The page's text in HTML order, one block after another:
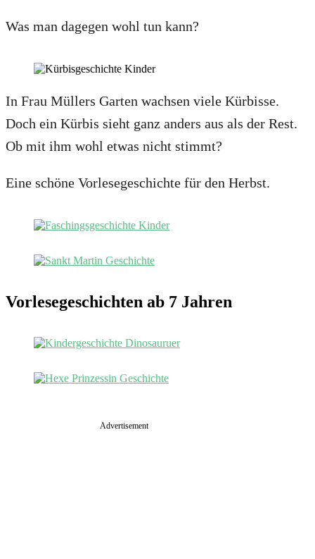
Was man dagegen wohl tun kann?
In Frau Müllers Garten wachsen viele Kürbisse.
Doch ein Kürbis sieht ganz anders aus als der Rest.
Ob mit ihm wohl etwas nicht stimmt?
Eine schöne Vorlesegeschichte für den Herbst.
Vorlesegeschichten ab 7 Jahren
Advertisement